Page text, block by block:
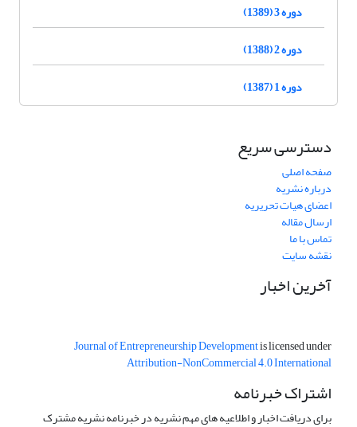
دوره 3 (1389)
دوره 2 (1388)
دوره 1 (1387)
دسترسی سریع
صفحه اصلی
درباره نشریه
اعضای هیات تحریریه
ارسال مقاله
تماس با ما
نقشه سایت
آخرین اخبار
Journal of Entrepreneurship Developmentis licensed under
Attribution-NonCommercial 4.0 International
اشتراک خبرنامه
برای دریافت اخبار و اطلاعیه های مهم نشریه در خبرنامه نشریه مشترک